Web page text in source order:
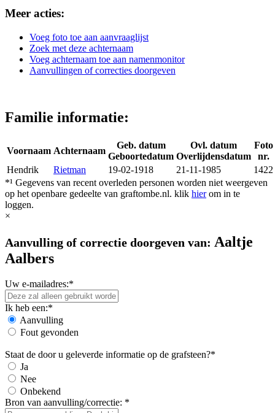
Meer acties:
Voeg foto toe aan aanvraaglijst
Zoek met deze achternaam
Voeg achternaam toe aan namenmonitor
Aanvullingen of correcties doorgeven
Familie informatie:
Voornaam Achternaam
Geb. datum
Geboortedatum
Ovl. datum
Overlijdensdatum
Foto
nr.
Hendrik
Rietman 19-02-1918 21-11-1985
1422
*¹ Gegevens van recent overleden personen worden niet weergeven
op het openbare gedeelte van graftombe.nl. klik hierom in te
loggen.
×
Aanvulling of correctie doorgeven van: Aaltje
Aalbers
Uw e-mailadres:*
Ik heb een:*
Aanvulling
Fout gevonden
Staat de door u geleverde informatie op de grafsteen?*
Ja
Nee
Onbekend
Bron van aanvulling/correctie: *